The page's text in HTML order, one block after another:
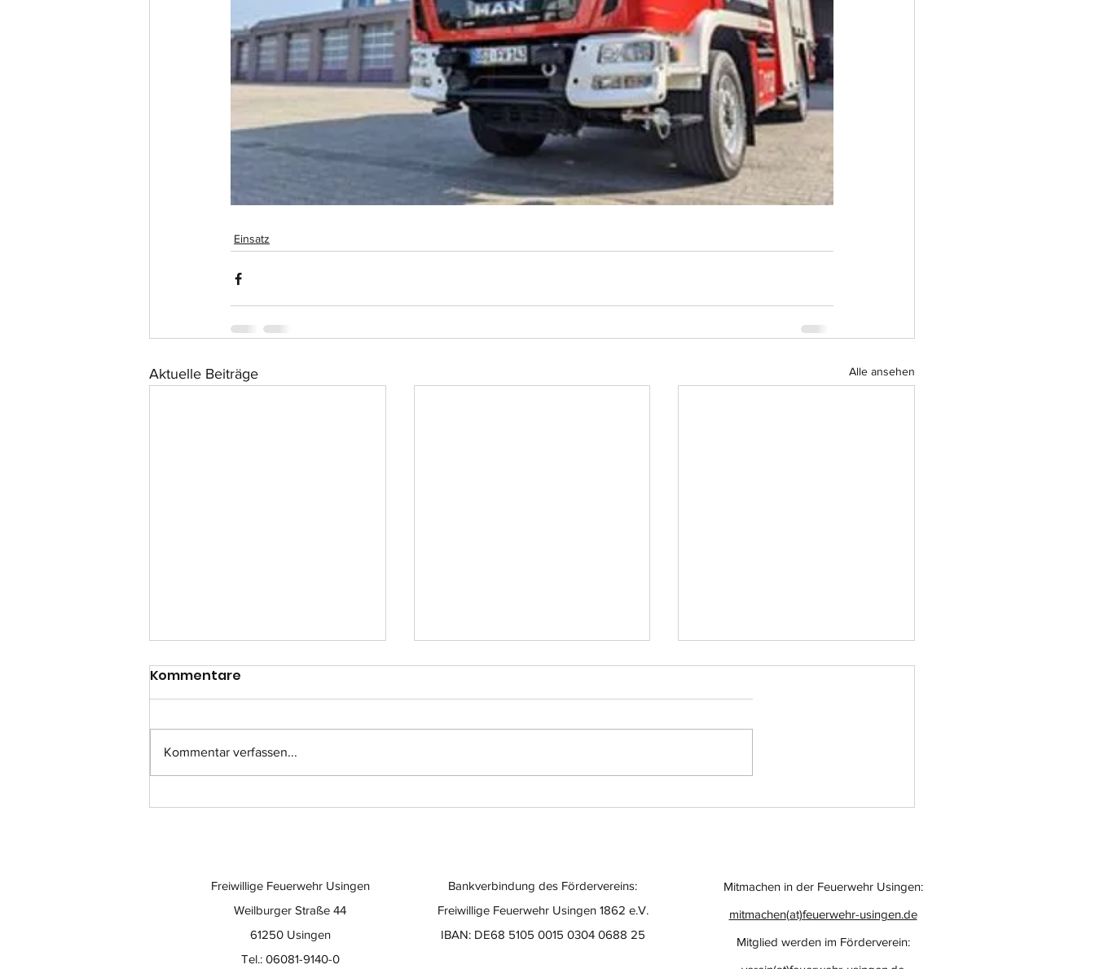
Einsatz
Aktuelle Beiträge Alle ansehen
Einsatz-Nr.: 057
Kommentare
Kommentar verfassen...
Bankverbindung des Fördervereins:
Freiwillige Feuerwehr Usingen 1862 e.V.
IBAN: DE68 5105 0015 0304 0688 25
Freiwillige Feuerwehr Usingen
Weilburger Straße 44
61250 Usingen
Tel.: 06081-9140-0
Mitmachen in der Feuerwehr Usingen:
mitmachen(at)feuerwehr-usingen.de
Mitglied werden im Förderverein: